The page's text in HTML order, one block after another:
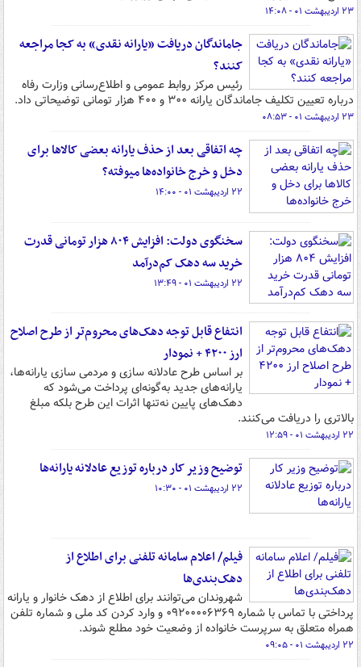
۲۳ اردیبهشت ۰۱ - ۱۴:۰۸
جاماندگان دریافت «یارانه نقدی» به کجا مراجعه
کنند؟
رئیس مرکز روابط عمومی و اطلاع‌رسانی وزارت رفاه
درباره تعیین تکلیف جاماندگان یارانه ۳۰۰ و ۴۰۰ هزار تومانی توضیحاتی داد.
۲۳ اردیبهشت ۰۱ - ۰۸:۵۳
چه اتفاقی بعد از حذف یارانه بعضی کالاها برای
دخل و خرج‌ خانواده‌ها میوفته؟
۲۲ اردیبهشت ۰۱ - ۱۴:۰۰
سخنگوی دولت: افزایش ۸۰۴ هزار تومانی قدرت
خرید سه دهک کم‌درآمد
۲۲ اردیبهشت ۰۱ - ۱۳:۴۹
انتفاع قابل توجه دهک‌های محروم‌تر از طرح اصلاح
ارز ۴۲۰۰ + نمودار
بر اساس طرح عادلانه سازی و مردمی سازی یارانه‌ها،
یارانه‌های جدید به‌گونه‌ای پرداخت می‌شود که
دهک‌های پایین نه‌تنها اثرات این طرح بلکه مبلغ
بالاتری را دریافت می‌کنند.
۲۲ اردیبهشت ۰۱ - ۱۲:۵۹
توضیح وزیر کار درباره توزیع عادلانه یارانه‌ها
۲۲ اردیبهشت ۰۱ - ۱۰:۳۰
فیلم/ اعلام سامانه تلفنی برای اطلاع از
دهک‌‎بندی‌ها
شهروندان می‌توانند برای اطلاع از دهک خانوار و یارانه
پرداختی با تماس با شماره ۰۹۲۰۰۰۰۶۳۶۹ و وارد کردن کد ملی و شماره تلفن
همراه متعلق به سرپرست خانواده از وضعیت خود مطلع شوند.
۲۲ اردیبهشت ۰۱ - ۰۹:۰۵